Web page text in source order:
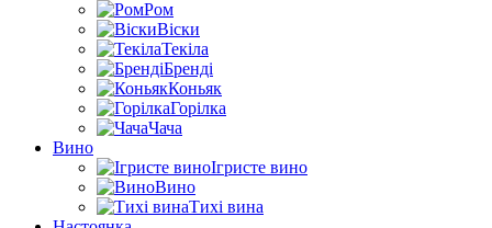
Ром
Віски
Текіла
Бренді
Коньяк
Горілка
Чача
Вино
Ігристе вино
Вино
Тихі вина